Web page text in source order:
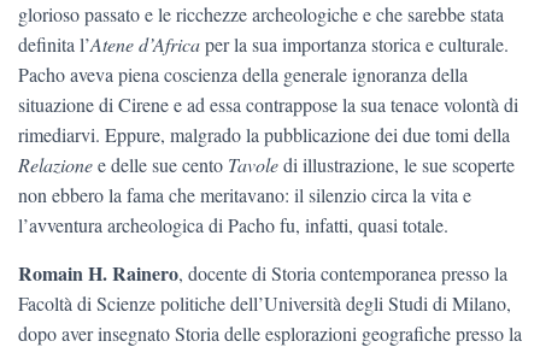
glorioso passato e le ricchezze archeologiche e che sarebbe stata
definita l’Atene d’Africaper la sua importanza storica e culturale.
Pacho aveva piena coscienza della generale ignoranza della
situazione di Cirene e ad essa contrappose la sua tenace volontà di
rimediarvi. Eppure, malgrado la pubblicazione dei due tomi della
Relazionee delle sue cento Tavoledi illustrazione, le sue scoperte
non ebbero la fama che meritavano: il silenzio circa la vita e
l’avventura archeologica di Pacho fu, infatti, quasi totale.
Romain H. Rainero, docente di Storia contemporanea presso la
Facoltà di Scienze politiche dell’Università degli Studi di Milano,
dopo aver insegnato Storia delle esplorazioni geografiche presso la